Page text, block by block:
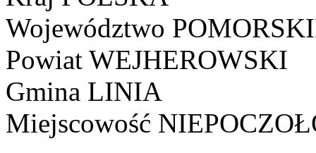
Województwo
Powiat WEJHEROWSKI
Gmina LINIA
Miejscowość